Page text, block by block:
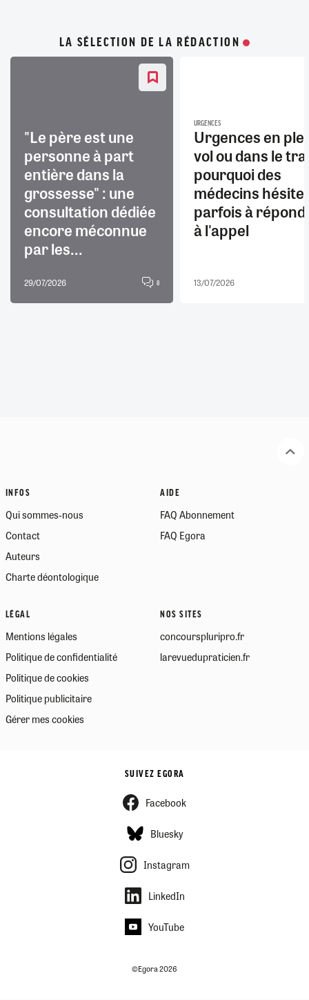
LA SÉLECTION DE LA RÉDACTION
"Le père est une
personne à part
entière dans la
grossesse" : une
consultation dédiée
encore méconnue
par les...
29/07/2026 8
URGENCES
Urgences en
vol ou dans le
pourquoi des
médecins
parfois à
à l'appel
13/07/2026
INFOS
Qui sommes-nous
Contact
Auteurs
Charte déontologique
AIDE
FAQ Abonnement
FAQ Egora
LÉGAL
Mentions légales
Politique de confidentialité
Politique de cookies
Politique publicitaire
Gérer mes cookies
NOS SITES
concourspluripro.fr
larevuedupraticien.fr
SUIVEZ EGORA
Facebook
Bluesky
Instagram
LinkedIn
YouTube
©Egora 2026